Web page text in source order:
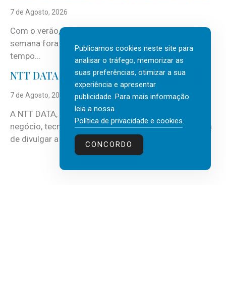
7 de Agosto, 2026
Com o verão, chegam também as férias, os fins-de-
semana fora e os dias em que a casa fica mais
tempo...
NTT DATA Insurtech Global Outlook 2026
7 de Agosto, 2026
A NTT DATA, consultora global em serviços de
negócio, tecnologia e inteligência artificial (IA), acaba
de divulgar a mais recente...
Publicamos cookies neste site para
analisar o tráfego, memorizar as
suas preferências, otimizar a sua
experiência e apresentar
publicidade. Para mais informação
leia a nossa
Política de privacidade e cookies.
CONCORDO